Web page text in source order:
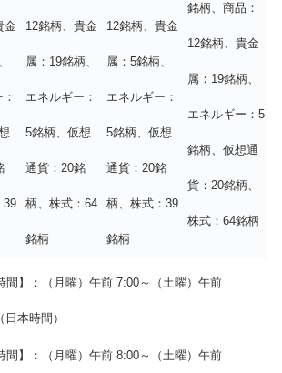
金
39
12銘柄、貴金
属：19銘柄、
エネルギー：
5銘柄、仮想
通貨：20銘
柄、株式：64
銘柄
12銘柄、貴金
属：5銘柄、
エネルギー：
5銘柄、仮想
通貨：20銘
柄、株式：39
銘柄
銘柄、商品：
12銘柄、貴金
属：19銘柄、
エネルギー：5
銘柄、仮想通
貨：20銘柄、
株式：64銘柄
間】：（月曜）午前 7:00～（土曜）午前
日本時間）
間】：（月曜）午前 8:00～（土曜）午前